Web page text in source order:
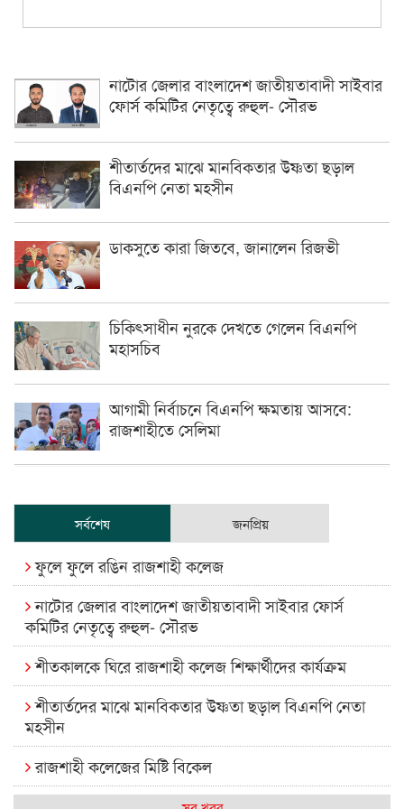
নাটোর জেলার বাংলাদেশ জাতীয়তাবাদী সাইবার
ফোর্স কমিটির নেতৃত্বে রুহুল- সৌরভ
শীতার্তদের মাঝে মানবিকতার উষ্ণতা ছড়াল
বিএনপি নেতা মহসীন
ডাকসুতে কারা জিতবে, জানালেন রিজভী
চিকিৎসাধীন ‍নুরকে দেখতে গেলেন বিএনপি
মহাসচিব
আগামী নির্বাচনে বিএনপি ক্ষমতায় আসবে:
রাজশাহীতে সেলিমা
সর্বশেষ জনপ্রিয়
ফুলে ফুলে রঙিন রাজশাহী কলেজ
নাটোর জেলার বাংলাদেশ জাতীয়তাবাদী সাইবার ফোর্স
কমিটির নেতৃত্বে রুহুল- সৌরভ
শীতকালকে ঘিরে রাজশাহী কলেজ শিক্ষার্থীদের কার্যক্রম
শীতার্তদের মাঝে মানবিকতার উষ্ণতা ছড়াল বিএনপি নেতা
মহসীন
রাজশাহী কলেজের মিষ্টি বিকেল